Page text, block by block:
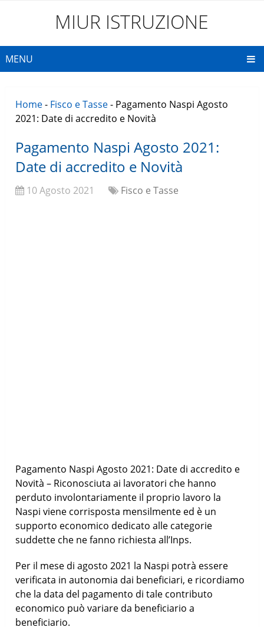
MIUR ISTRUZIONE
MENU
Home- Fisco e Tasse- Pagamento Naspi Agosto
2021: Date di accredito e Novità
Pagamento Naspi Agosto 2021:
Date di accredito e Novità
10 Agosto 2021 Fisco e Tasse
Pagamento Naspi Agosto 2021: Date di accredito e
Novità – Riconosciuta ai lavoratori che hanno
perduto involontariamente il proprio lavoro la
Naspi viene corrisposta mensilmente ed è un
supporto economico dedicato alle categorie
suddette che ne fanno richiesta all’Inps.
Per il mese di agosto 2021 la Naspi potrà essere
verificata in autonomia dai beneficiari, e ricordiamo
che la data del pagamento di tale contributo
economico può variare da beneficiario a
beneficiario.